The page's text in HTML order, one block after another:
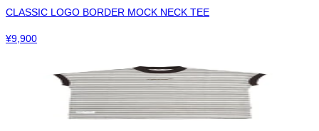
CLASSIC LOGO BORDER MOCK NECK TEE
¥9,900